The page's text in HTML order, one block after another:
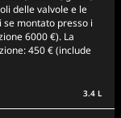
delle valvole e le
se montato presso i
6000 €). La
450 € (include
3.4 L